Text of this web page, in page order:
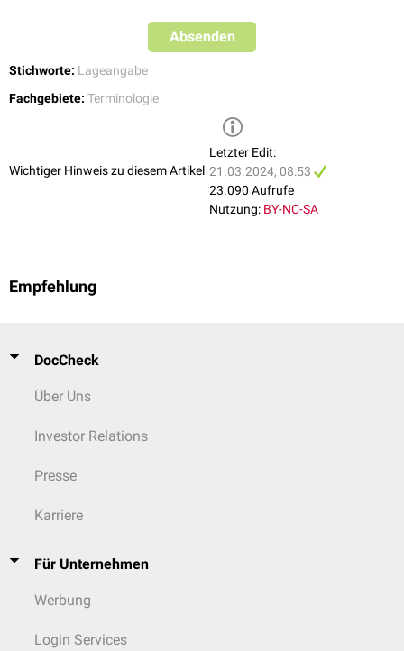
Absenden
Stichworte: Lageangabe
Fachgebiete: Terminologie
Wichtiger Hinweis zu diesem Artikel
Letzter Edit:
21.03.2024, 08:53
23.090 Aufrufe
Nutzung: BY-NC-SA
Empfehlung
DocCheck
Über Uns
Investor Relations
Presse
Karriere
Für Unternehmen
Werbung
Login Services